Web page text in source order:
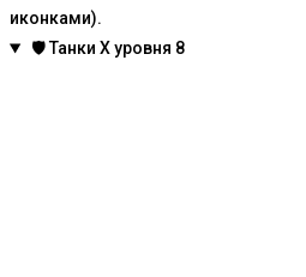
иконками).
🛡️Танки X уровня 8